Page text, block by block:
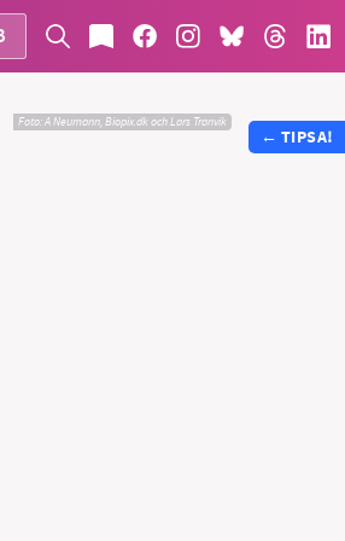
Foto:A Neumann, Biopix.dk och Lars Tranvik
← TIPSA!